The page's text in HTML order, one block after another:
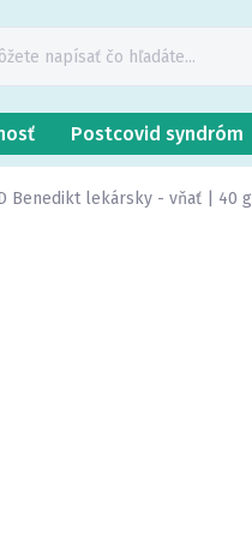
Postcovid syndróm
Benedikt lekársky - vňať | 40 g